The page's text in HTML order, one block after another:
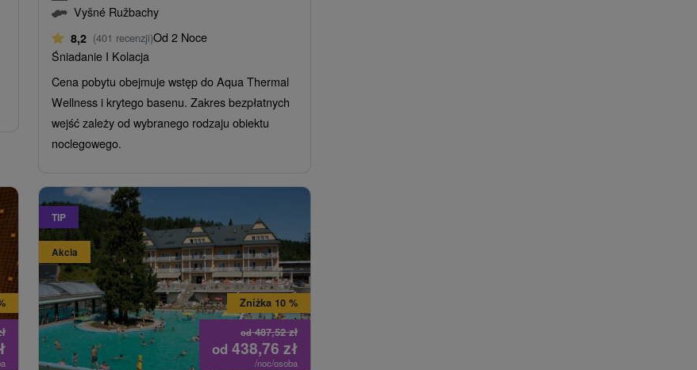
Vyšné Ružbachy
8,2 (401 recenzji)Od 2 Noce
Śniadanie I Kolacja
Cena pobytu obejmuje wstęp do Aqua Thermal
Wellness i krytego basenu. Zakres bezpłatnych
wejść zależy od wybranego rodzaju obiektu
noclegowego.
TIP
Akcia
od487,52zł
Zniżka 10 %
od 438,76 zł
/noc/osoba